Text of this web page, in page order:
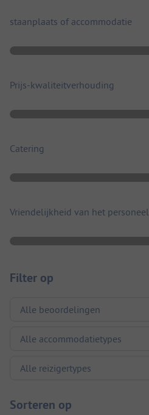
staanplaats of accommodatie
Prijs-kwaliteitverhouding
Catering
Vriendelijkheid van het personeel
Filter op
Sorteren op